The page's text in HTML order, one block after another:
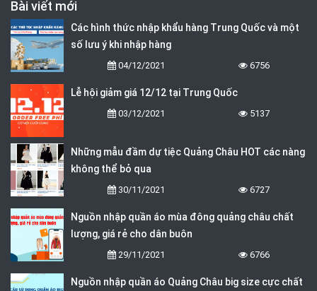
Bài viết mới
Các hình thức nhập khẩu hàng Trung Quốc và một
số lưu ý khi nhập hàng
04/12/2021 6756
Lễ hội giảm giá 12/12 tại Trung Quốc
03/12/2021 5137
Những mẫu đầm dự tiệc Quảng Châu HOT các nàng
không thể bỏ qua
30/11/2021 6727
Nguồn nhập quần áo mùa đông quảng châu chất
lượng, giá rẻ cho dân buôn
29/11/2021 6766
Nguồn nhập quần áo Quảng Châu big size cực chất